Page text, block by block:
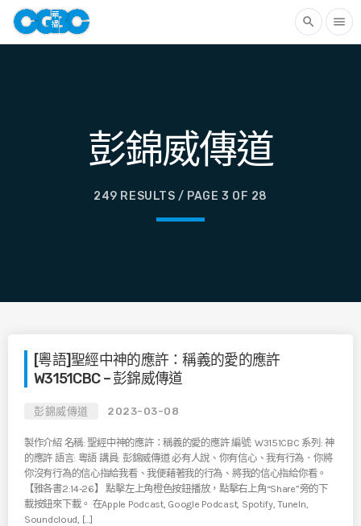
search menu
彭錦威傳道
249 RESULTS / PAGE 3 OF 28
[粵語]聖經中神的應許：稱義的愛的應許
W3151CBC – 彭錦威傳道
彭錦威傳道 2023-03-08
製作介紹 名稱: 聖經中神的應許：稱義的愛的應許 編號: W3151CBC 系列: 神
的應許 語言: 粵語 講員: 彭錦威傳道 必有人說、你有信心、我有行為．你將
你沒有行為的信心指給我看、我便藉著我的行為、將我的信心指給你看。
【雅各書2:14-26】 點擊左上角橙色按鈕播放，點擊右上角“Share”旁的下
載按鈕來下載。 在Apple Podcast, Google Podcast, Spotify, TuneIn,
Soundcloud, […]